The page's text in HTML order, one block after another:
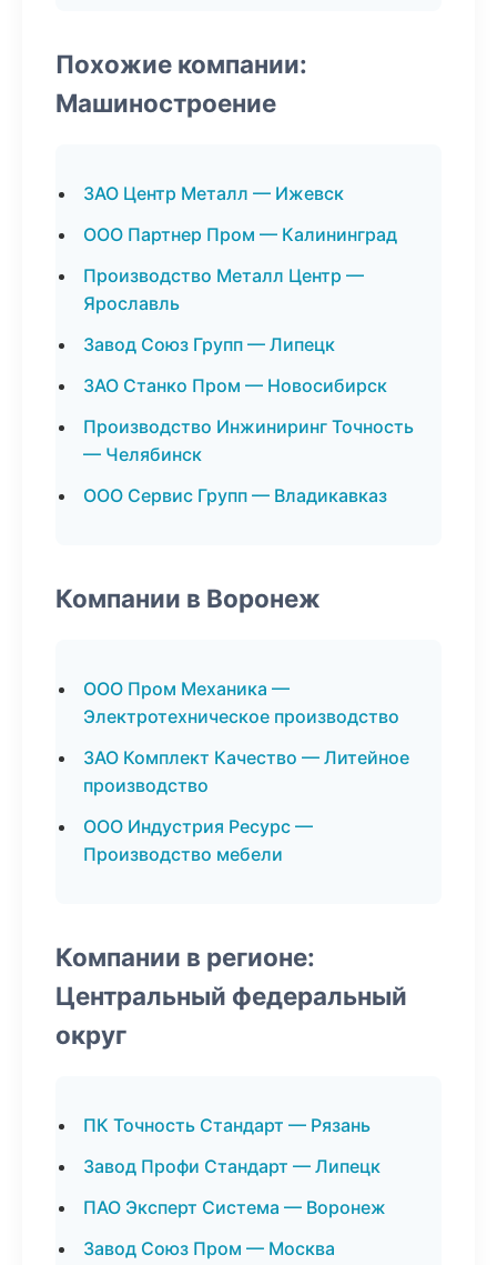
Похожие компании:
Машиностроение
ЗАО Центр Металл — Ижевск
ООО Партнер Пром — Калининград
Производство Металл Центр —
Ярославль
Завод Союз Групп — Липецк
ЗАО Станко Пром — Новосибирск
Производство Инжиниринг Точность
— Челябинск
ООО Сервис Групп — Владикавказ
Компании в Воронеж
ООО Пром Механика —
Электротехническое производство
ЗАО Комплект Качество — Литейное
производство
ООО Индустрия Ресурс —
Производство мебели
Компании в регионе:
Центральный федеральный
округ
ПК Точность Стандарт — Рязань
Завод Профи Стандарт — Липецк
ПАО Эксперт Система — Воронеж
Завод Союз Пром — Москва